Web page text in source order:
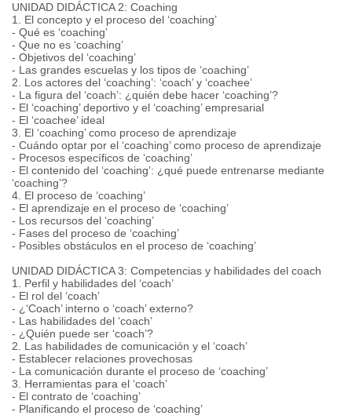
UNIDAD DIDÁCTICA 2: Coaching
1. El concepto y el proceso del ‘coaching’
- Qué es ‘coaching’
- Que no es ‘coaching’
- Objetivos del ‘coaching’
- Las grandes escuelas y los tipos de ‘coaching’
2. Los actores del ‘coaching’: ‘coach’ y ‘coachee’
- La figura del ‘coach’: ¿quién debe hacer ‘coaching’?
- El ‘coaching’ deportivo y el ‘coaching’ empresarial
- El ‘coachee’ ideal
3. El ‘coaching’ como proceso de aprendizaje
- Cuándo optar por el ‘coaching’ como proceso de aprendizaje
- Procesos específicos de ‘coaching’
- El contenido del ‘coaching’: ¿qué puede entrenarse mediante
‘coaching’?
4. El proceso de ‘coaching’
- El aprendizaje en el proceso de ‘coaching’
- Los recursos del ‘coaching’
- Fases del proceso de ‘coaching’
- Posibles obstáculos en el proceso de ‘coaching’
UNIDAD DIDÁCTICA 3: Competencias y habilidades del coach
1. Perfil y habilidades del ‘coach’
- El rol del ‘coach’
- ¿‘Coach’ interno o ‘coach’ externo?
- Las habilidades del ‘coach’
- ¿Quién puede ser ‘coach’?
2. Las habilidades de comunicación y el ‘coach’
- Establecer relaciones provechosas
- La comunicación durante el proceso de ‘coaching’
3. Herramientas para el ‘coach’
- El contrato de ‘coaching’
- Planificando el proceso de ‘coaching’